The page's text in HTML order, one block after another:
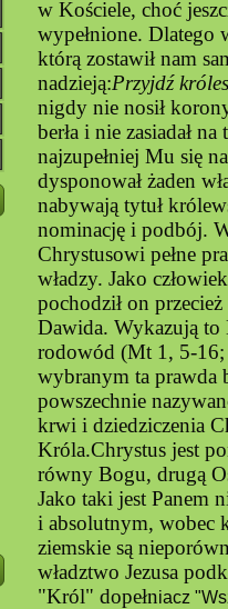
w Kościele, choć
wypełnione. Dlatego
którą zostawił nam
nadzieją:Przyjdź
nigdy nie nosił
berła i nie zasiadał
najzupełniej Mu się
dysponował żaden
nabywają tytuł
nominację i podbój.
Chrystusowi pełne
władzy. Jako
pochodził on
Dawida. Wykazują to
rodowód (Mt 1, 5-
wybranym ta prawda
powszechnie
krwi i dziedziczenia
Króla.Chrystus jest
równy Bogu, drugą
Jako taki jest Panem
i absolutnym, wobec
ziemskie są
władztwo Jezusa
"Król" dopełniacz